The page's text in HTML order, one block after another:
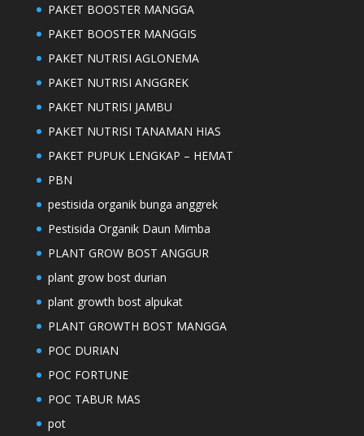
PAKET BOOSTER MANGGA
PAKET BOOSTER MANGGIS
PAKET NUTRISI AGLONEMA
PAKET NUTRISI ANGGREK
PAKET NUTRISI JAMBU
PAKET NUTRISI TANAMAN HIAS
PAKET PUPUK LENGKAP – HEMAT
PBN
pestisida organik bunga anggrek
Pestisida Organik Daun Mimba
PLANT GROW BOST ANGGUR
plant grow bost durian
plant growth bost alpukat
PLANT GROWTH BOST MANGGA
POC DURIAN
POC FORTUNE
POC TABUR MAS
pot